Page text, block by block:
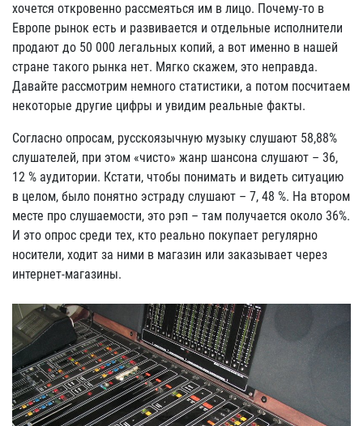
хочется откровенно рассмеяться им в лицо. Почему-то в
Европе рынок есть и развивается и отдельные исполнители
продают до 50 000 легальных копий, а вот именно в нашей
стране такого рынка нет. Мягко скажем, это неправда.
Давайте рассмотрим немного статистики, а потом посчитаем
некоторые другие цифры и увидим реальные факты.
Согласно опросам, русскоязычную музыку слушают 58,88%
слушателей, при этом «чисто» жанр шансона слушают – 36,
12 % аудитории. Кстати, чтобы понимать и видеть ситуацию
в целом, было понятно эстраду слушают – 7, 48 %. На втором
месте про слушаемости, это рэп – там получается около 36%.
И это опрос среди тех, кто реально покупает регулярно
носители, ходит за ними в магазин или заказывает через
интернет-магазины.